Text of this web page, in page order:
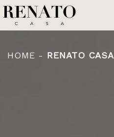
Français
English
HOME - RENATO CASA